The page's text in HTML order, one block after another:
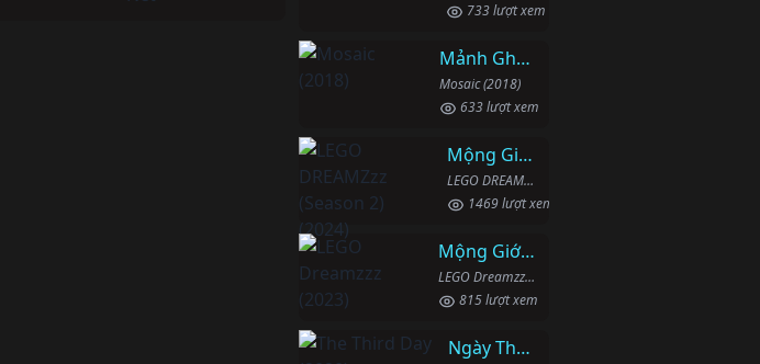
733 lượt xem
Mảnh Ghép
Mosaic (2018)
633 lượt xem
Mộng Giới (Phần 2)
LEGO DREAMZzz (Season 2) (2024)
1469 lượt xem
Mộng Giới (Phần 1)
LEGO Dreamzzz (2023)
815 lượt xem
Ngày Thứ Ba